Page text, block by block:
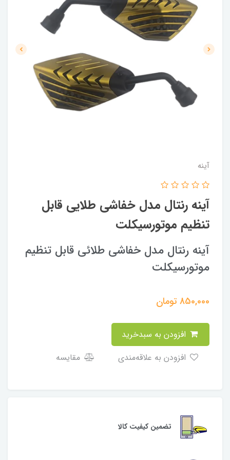
آینه
آینه رنتال مدل خفاشی طلایی قابل
تنظیم موتورسیکلت
آینه رنتال مدل خفاشی طلائی قابل تنظیم
موتورسیکلت
850,000تومان
مقایسه
تضمین کیفیت کالا